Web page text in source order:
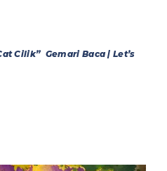
Cilik” Gemari Baca | Let’s